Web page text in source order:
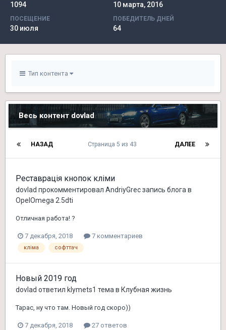
1094 10 марта, 2016
ПОСЕЩЕНИЕ
30 июля
ПОБЕДИТЕЛЬ ДНЕЙ
64
Тип контента
Весь контент dovlad
НАЗАД ДАЛЕЕ
Страница 5 из 43
Реставрація кнопок кліми
dovlad прокомментировал AndriyGrecзапись блога в
OpelOmega 2.5dti
Отличная работа! ?
7 декабря, 2018 7 комментариев
кліма софттач
Новый 2019 год
dovlad ответил klymets1 тема в Клубная жизнь
Тарас, ну что там. Новый год скоро))
7 декабря, 2018 27 ответов